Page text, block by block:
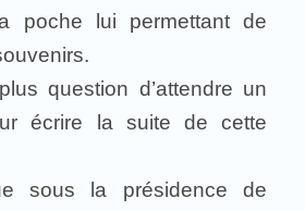
poche lui permettant de
question d’attendre un
écrire la suite de cette
sous la présidence de